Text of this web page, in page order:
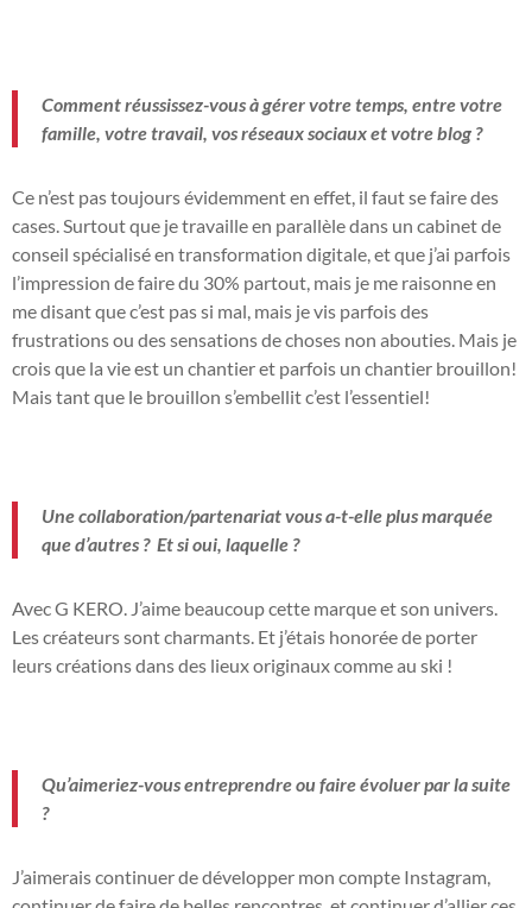
Comment réussissez-vous à gérer votre temps, entre votre
famille, votre travail, vos réseaux sociaux et votre blog ?
Ce n’est pas toujours évidemment en effet, il faut se faire des
cases. Surtout que je travaille en parallèle dans un cabinet de
conseil spécialisé en transformation digitale, et que j’ai parfois
l’impression de faire du 30% partout, mais je me raisonne en
me disant que c’est pas si mal, mais je vis parfois des
frustrations ou des sensations de choses non abouties. Mais je
crois que la vie est un chantier et parfois un chantier brouillon!
Mais tant que le brouillon s’embellit c’est l’essentiel!
Une collaboration/partenariat vous a-t-elle plus marquée
que d’autres ? Et si oui, laquelle ?
Avec G KERO. J’aime beaucoup cette marque et son univers.
Les créateurs sont charmants. Et j’étais honorée de porter
leurs créations dans des lieux originaux comme au ski !
Qu’aimeriez-vous entreprendre ou faire évoluer par la suite
?
J’aimerais continuer de développer mon compte Instagram,